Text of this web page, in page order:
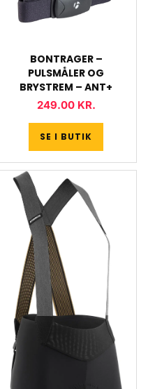
BONTRAGER –
PULSMÅLER OG
BRYSTREM – ANT+
249.00 KR.
SE I BUTIK